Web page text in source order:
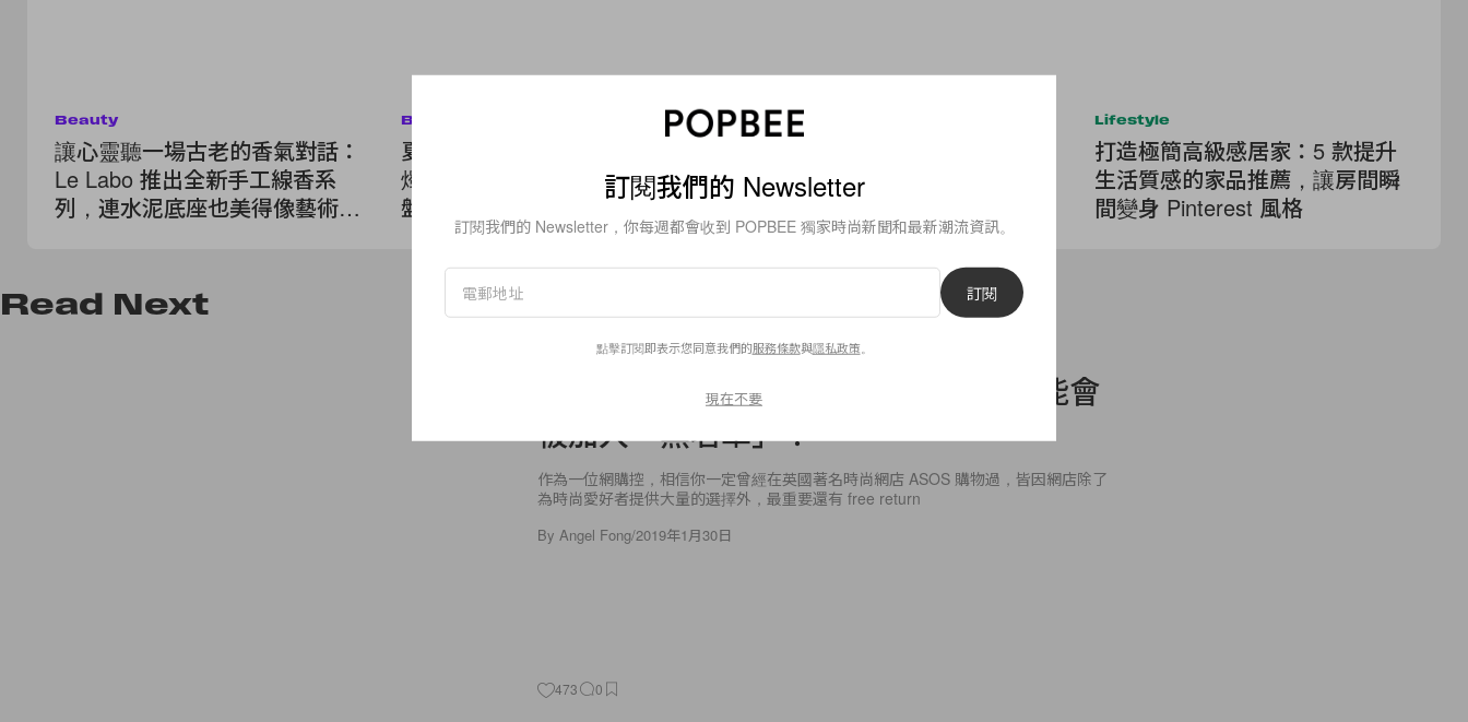
Beauty
讓心靈聽一場古老的香氣對話：
Le Labo 推出全新手工線香系
列，連水泥底座也美得像藝術
Beauty
夏日最美綠意擺設！除了香氛蠟
燭，這款微醺綠「琺瑯陶瓷蚊香
盤」更讓人一秒心動
Beauty
城市系列香氛蠟燭限時回歸，這
12 個目的地你最想去哪？
Lifestyle
打造極簡高級感居家：5 款提升
生活質感的家品推薦，讓房間瞬
間變身 Pinterest 風格
Fashion
在 ASOS 網購後經常退貨？日後你可能會
被加入「黑名單」！
作為一位網購控，相信你一定曾經在英國著名時尚網店 ASOS 購物過，皆因網店除了
ByAngel Fong/2019年1月30日
訂閱我們的 Newsletter
訂閱我們的 Newsletter，你每週都會收到 POPBEE 獨家時尚新聞和最新潮流資訊。
訂閱
點擊訂閱即表示您同意我們的服務條款與隱私政策
現在不要